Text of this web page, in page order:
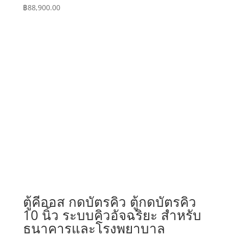
฿88,900.00
ตู้คีออส กดบัตรคิว ตู้กดบัตรคิว
10 นิ้ว ระบบคิวอัจฉริยะ สำหรับ
ธนาคารและโรงพยาบาล